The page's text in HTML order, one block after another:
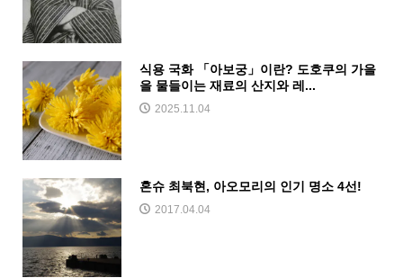
식용 국화 「아보궁」이란? 도호쿠의 가을
을 물들이는 재료의 산지와 레...
2025.11.04
혼슈 최북현, 아오모리의 인기 명소 4선!
2017.04.04